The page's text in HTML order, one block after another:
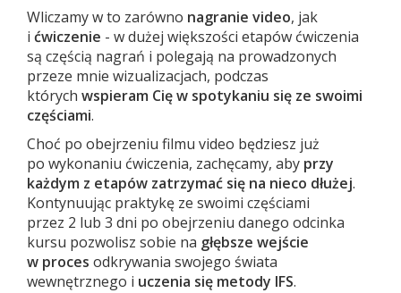
Wliczamy w to zarówno nagranie video, jak
i ćwiczenie - w dużej większości etapów ćwiczenia
są częścią nagrań i polegają na prowadzonych
przeze mnie wizualizacjach, podczas
których wspieram Cię w spotykaniu się ze swoimi
częściami.
Choć po obejrzeniu filmu video będziesz już
po wykonaniu ćwiczenia, zachęcamy, aby przy
każdym z etapów zatrzymać się na nieco dłużej.
Kontynuując praktykę ze swoimi częściami
przez 2 lub 3 dni po obejrzeniu danego odcinka
kursu pozwolisz sobie na głębsze wejście
w proces odkrywania swojego świata
wewnętrznego i uczenia się metody IFS.